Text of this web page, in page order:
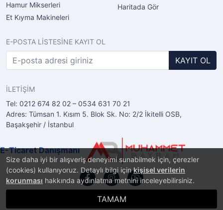
Size daha iyi bir alışveriş deneyimi sunabilmek için, çerezler
(cookies) kullanıyoruz. Detaylı bilgi içinkişisel verilerin
korunması hakkında aydınlatma metnini inceleyebilirsiniz.
TAMAM
Hamur Mikserleri
Et Kıyma Makineleri
Haritada Gör
E-POSTA LİSTESİNE KAYIT OL
KAYIT OL
İLETİŞİM
Tel: 0212 674 82 02 – 0534 631 70 21
Adres: Tümsan 1. Kısım 5. Blok Sk. No: 2/2 İkitelli OSB,
Başakşehir / İstanbul
E-Ticaret Danışmanı
E-Ticaret Sistemi